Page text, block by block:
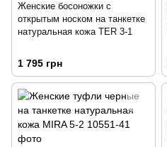
Женские босоножки с
открытым носком на танкетке
натуральная кожа TER 3-1
1 795 грн